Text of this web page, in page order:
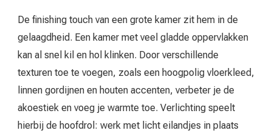
De finishing touch van een grote kamer zit hem in de
gelaagdheid. Een kamer met veel gladde oppervlakken
kan al snel kil en hol klinken. Door verschillende
texturen toe te voegen, zoals een hoogpolig vloerkleed,
linnen gordijnen en houten accenten, verbeter je de
akoestiek en voeg je warmte toe. Verlichting speelt
hierbij de hoofdrol: werk met licht eilandjes in plaats